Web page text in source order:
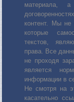
материала,
контент. Мы не
которые
текстов,
права. Все
не проходя
является
информации в
Не смотря на
касательно